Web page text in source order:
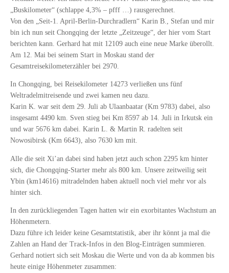
„Buskilometer“ (schlappe 4,3% – pfff …) rausgerechnet.
Von den „Seit-1. April-Berlin-Durchradlern“ Karin B., Stefan und mir
bin ich nun seit Chongqing der letzte „Zeitzeuge“, der hier vom Start
berichten kann. Gerhard hat mit 12109 auch eine neue Marke überollt.
Am 12. Mai bei seinem Start in Moskau stand der
Gesamtreisekilometerzähler bei 2970.
In Chongqing, bei Reisekilometer 14273 verließen uns fünf
Weltradelmitreisende und zwei kamen neu dazu.
Karin K. war seit dem 29. Juli ab Ulaanbaatar (Km 9783) dabei, also
insgesamt 4490 km. Sven stieg bei Km 8597 ab 14. Juli in Irkutsk ein
und war 5676 km dabei. Karin L. & Martin R. radelten seit
Nowosibirsk (Km 6643), also 7630 km mit.
Alle die seit Xi’an dabei sind haben jetzt auch schon 2295 km hinter
sich, die Chongqing-Starter mehr als 800 km. Unsere zeitweilig seit
Ybin (km14616) mitradelnden haben aktuell noch viel mehr vor als
hinter sich.
In den zurückliegenden Tagen hatten wir ein exorbitantes Wachstum an
Höhenmetern.
Dazu führe ich leider keine Gesamtstatistik, aber ihr könnt ja mal die
Zahlen an Hand der Track-Infos in den Blog-Einträgen summieren.
Gerhard notiert sich seit Moskau die Werte und von da ab kommen bis
heute einige Höhenmeter zusammen: